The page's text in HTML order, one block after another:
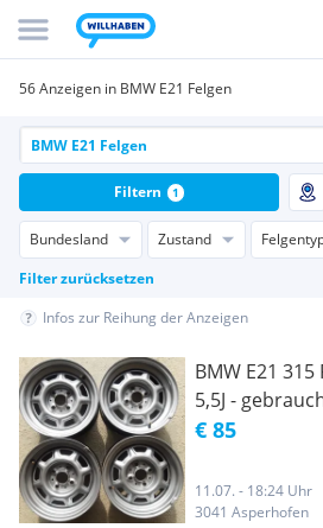
56 Anzeigen in BMW E21 Felgen
Bundesland Zustand
Filter zurücksetzen
Filtern 1
Infos zur Reihung der Anzeigen
BMW E21
5,5J -
€ 85
11.07. - 18:24 Uhr
3041 Asperhofen